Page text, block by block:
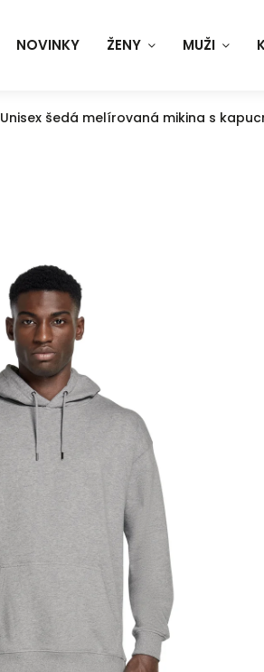
NOVINKY ŽENY MUŽI
Unisex šedá melírovaná mikina s